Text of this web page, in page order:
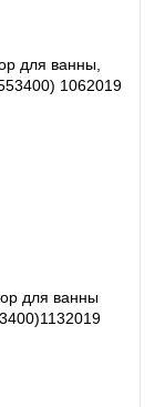
для ванны,
1062019
для ванны